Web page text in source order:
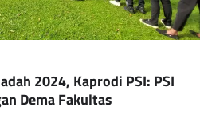
2024, Kaprodi PSI: PSI
Dema Fakultas